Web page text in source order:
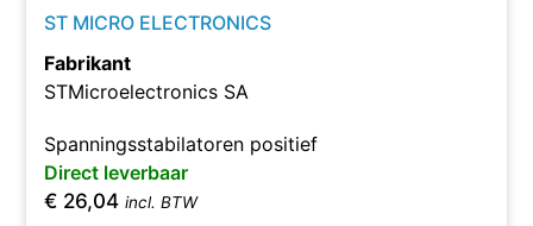
ST MICRO ELECTRONICS
Fabrikant
STMicroelectronics SA
Spanningsstabilatoren positief
Direct leverbaar
€ 26,04 incl. BTW